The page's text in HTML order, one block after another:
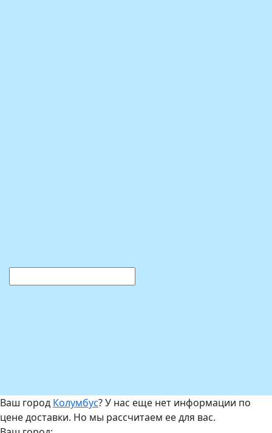
Ваш город Колумбус? У нас еще нет информации по
цене доставки. Но мы рассчитаем ее для вас.